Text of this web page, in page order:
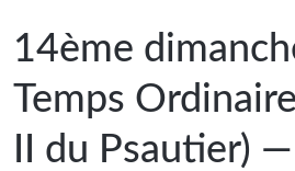
14ème
Temps
II du Psautier)